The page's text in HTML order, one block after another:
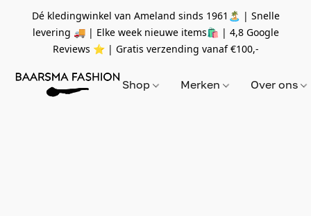
Dé kledingwinkel van Ameland sinds 1961🏝 | Snelle
levering 🚚 | Elke week nieuwe items🛍 | 4,8 Google
Reviews ⭐️ | Gratis verzending vanaf€100,-
Shop Merken Over ons